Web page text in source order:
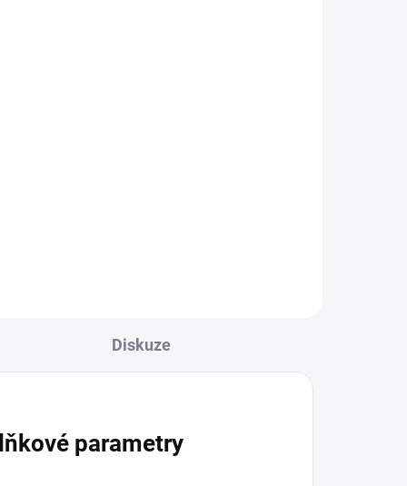
Diskuze
parametry